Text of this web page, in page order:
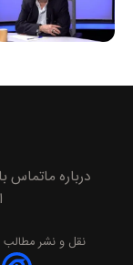
درباره ماتماس
نقل و نشر مطالب